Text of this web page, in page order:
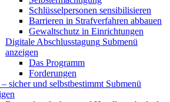
Schlüsselpersonen sensibilisieren
Barrieren in Strafverfahren abbauen
Gewaltschutz in Einrichtungen
Digitale Abschlusstagung Submenü
anzeigen
Das Programm
Forderungen
– sicher und selbstbestimmt Submenü